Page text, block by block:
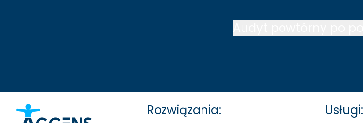
Rozwiązania: Usługi: